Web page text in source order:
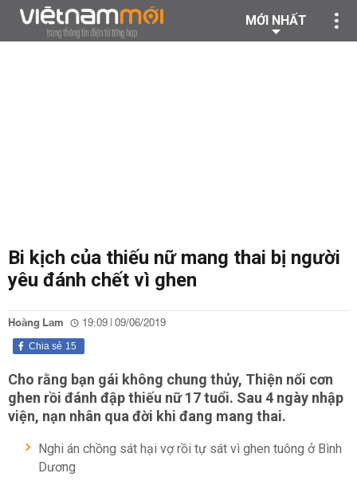
MỚI NHẤT
Bi kịch của thiếu nữ mang thai bị người
yêu đánh chết vì ghen
Hoàng Lam 19:09 | 09/06/2019
15
Chia sẻ
Cho rằng bạn gái không chung thủy, Thiện nổi cơn
ghen rồi đánh đập thiếu nữ 17 tuổi. Sau 4 ngày nhập
viện, nạn nhân qua đời khi đang mang thai.
Nghi án chồng sát hại vợ rồi tự sát vì ghen tuông ở Bình
Dương